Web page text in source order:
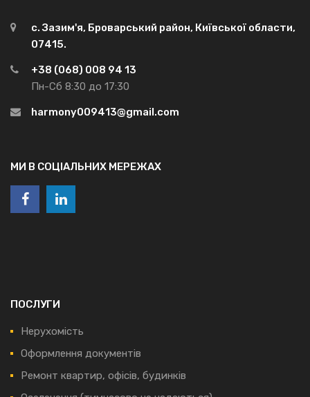
с. Зазим'я, Броварський район, Київської области,
07415.
+38 (068) 008 94 13
Пн-Сб 8:30 до 17:30
harmony009413@gmail.com
МИ В СОЦІАЛЬНИХ МЕРЕЖАХ
ПОСЛУГИ
Нерухомість
Оформлення документів
Ремонт квартир, офісів, будинків